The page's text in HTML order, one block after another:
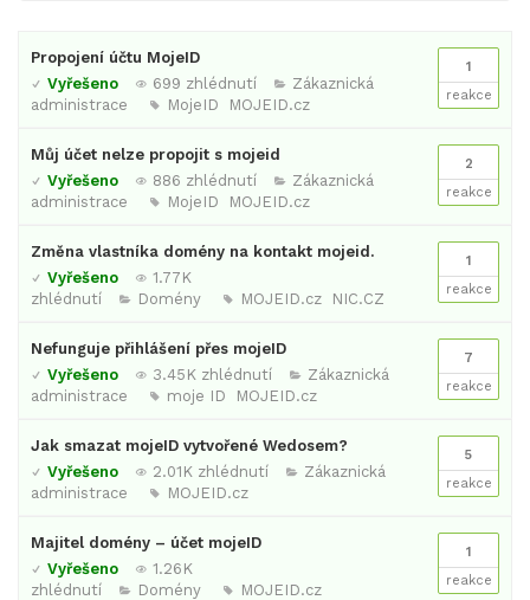
1
reakce
Propojení účtu MojeID
Vyřešeno
699 zhlédnutí
Zákaznická
administrace
MojeID MOJEID.cz
2
reakce
Můj účet nelze propojit s mojeid
Vyřešeno
886 zhlédnutí
Zákaznická
administrace
MojeID MOJEID.cz
1
reakce
Změna vlastníka domény na kontakt mojeid.
Vyřešeno
1.77K
zhlédnutí
Domény MOJEID.cz NIC.CZ
7
reakce
Nefunguje přihlášení přes mojeID
Vyřešeno
3.45K zhlédnutí
Zákaznická
administrace
moje ID MOJEID.cz
5
reakce
Jak smazat mojeID vytvořené Wedosem?
Vyřešeno
2.01K zhlédnutí
Zákaznická
administrace
MOJEID.cz
1
reakce
Majitel domény – účet mojeID
Vyřešeno
1.26K
zhlédnutí
Domény MOJEID.cz